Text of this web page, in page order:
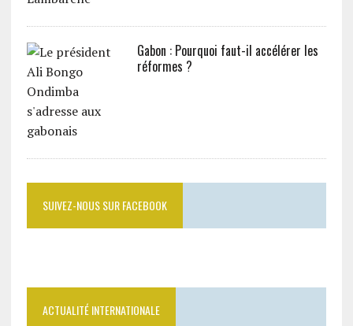
Gabon : Pourquoi faut-il accélérer les
réformes ?
SUIVEZ-NOUS SUR FACEBOOK
ACTUALITÉ INTERNATIONALE